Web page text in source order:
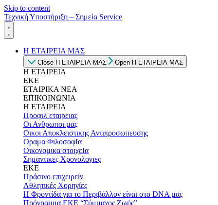
Skip to content
Τεχνική Υποστήριξη – Σημεία Service
Η ΕΤΑΙΡΕΙΑ ΜΑΣ
Close Η ΕΤΑΙΡΕΙΑ ΜΑΣ Open Η ΕΤΑΙΡΕΙΑ ΜΑΣ
Η ΕΤΑΙΡΕΙΑ
ΕΚΕ
ΕΤΑΙΡΙΚΑ ΝΕΑ
ΕΠΙΚΟΙΝΩΝΙΑ
Η ΕΤΑΙΡΕΙΑ
Προφιλ εταιρειας
Οι Ανθρωποι μας
Οικοι Αποκλειστικης Αντιπροσωπευσης
Οραμα ΦιλοσοφΙα
Οικονομικα στοιχεΙα
Σημαντικες Χρονολογιες
ΕΚΕ
Πράσινο επιχειρείν
Αθλητικές Χορηγίες
Η Φροντίδα για το Περιβάλλον είναι στο DNA μας
Πρόγραμμα ΕΚΕ “Σύμμαχος Ζωής”